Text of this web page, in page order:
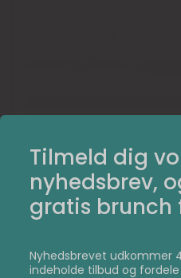
Tilmeld dig
nyhedsbrev,
gratis brunch
Nyhedsbrevet udkommer
indeholde tilbud og
Det betyder, at du som